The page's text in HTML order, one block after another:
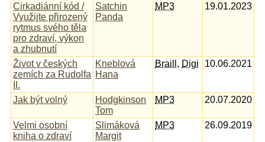
Cirkadiánní kód /
Využijte přirozený
rytmus svého těla
pro zdraví, výkon
a zhubnutí
Satchin
Panda
MP3 19.01.2023
Život v českých
zemích za Rudolfa
II.
Kneblová
Hana
Braill , Digi 10.06.2021
Jak být volný
Hodgkinson
Tom
MP3 20.07.2020
Velmi osobní
kniha o zdraví
Slimáková
Margit
MP3 26.09.2019